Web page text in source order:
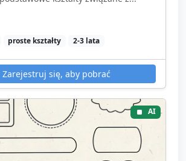
proste kształty 2-3 lata
Zarejestruj się, aby pobrać
AI